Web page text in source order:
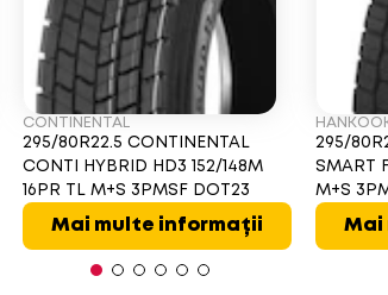
CONTINENTAL
295/80R22.5 CONTINENTAL
CONTI HYBRID HD3 152/148M
16PR TL M+S 3PMSF DOT23
Mai multe informații
295/
SMART
M+S
Mai